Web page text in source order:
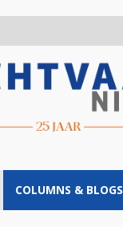
COLUMNS & BLOGS